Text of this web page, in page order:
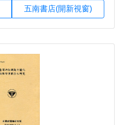
五南書店(開新視窗)